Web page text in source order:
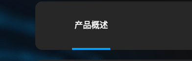
产品概述